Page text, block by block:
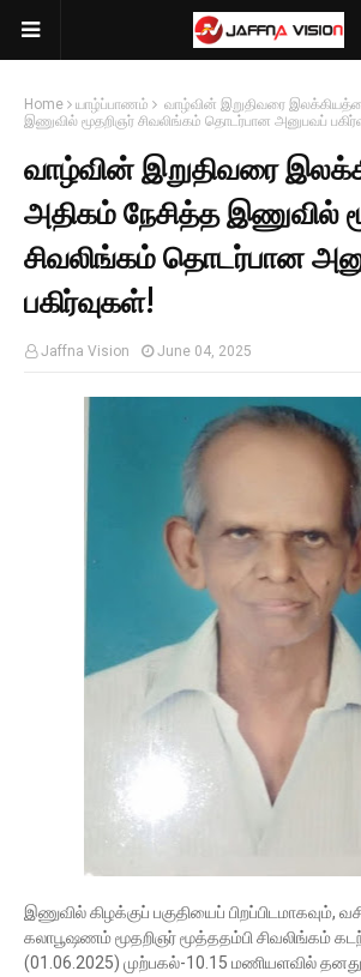
Home யாழ்ப்பாணம்
வாழ்வின் இறுதிவரை
இணுவில் மூதறிஞர் சிவலிங்கம் தொடர்பான அனுபவப்
வாழ்வின் இறுதிவரை
அதிகம் நேசித்த இணுவில்
சிவலிங்கம் தொடர்பான
பகிர்வுகள்!
Jaffna Vision June 04, 2025
இணுவில் கிழக்குப் பகுதியைப் பிறப்பிடமாகவும்,
கலாபூஷணம் மூதறிஞர் மூத்ததம்பி சிவலிங்கம்
(01.06.2025) முற்பகல்-10.15 மணியளவில்